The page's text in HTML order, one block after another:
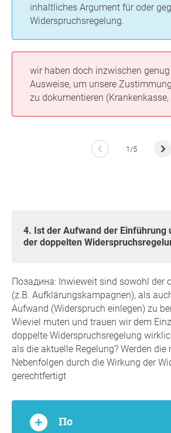
inhaltliches Argument für oder
Widerspruchsregelung.
wir haben doch inzwischen
Ausweise, um unsere
zu dokumentieren
1/5
4. Ist der Aufwand der Einführung und Umsetzung
der doppelten
Позадина: Inwieweit sind sowohl der
(z.B. Aufklärungskampagnen), als
Aufwand (Widerspruch einlegen) zu
Wieviel muten und trauen wir dem
doppelte Widerspruchsregelung
als die aktuelle Regelung? Werden die
Nebenfolgen durch die Wirkung der
gerechtfertigt
По